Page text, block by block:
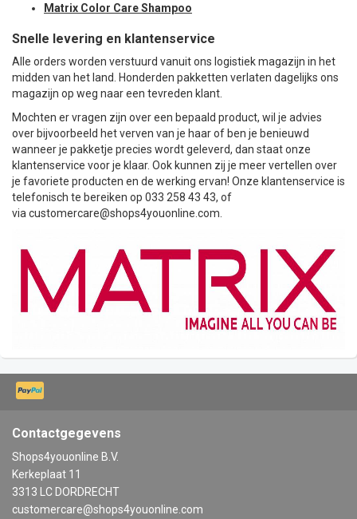
Matrix Color Care Shampoo
Snelle levering en klantenservice
Alle orders worden verstuurd vanuit ons logistiek magazijn in het
midden van het land. Honderden pakketten verlaten dagelijks ons
magazijn op weg naar een tevreden klant.
Mochten er vragen zijn over een bepaald product, wil je advies
over bijvoorbeeld het verven van je haar of ben je benieuwd
wanneer je pakketje precies wordt geleverd, dan staat onze
klantenservice voor je klaar. Ook kunnen zij je meer vertellen over
je favoriete producten en de werking ervan! Onze klantenservice is
telefonisch te bereiken op 033 258 43 43, of
via customercare@shops4youonline.com
Contactgegevens
Shops4youonline B.V.
Kerkeplaat 11
3313 LC DORDRECHT
customercare@shops4youonline.com